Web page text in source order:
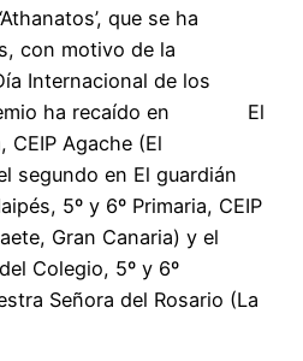
que se ha
con motivo de la
Internacional de los
ha recaído en El
CEIP Agache (El
segundo en El guardián
5º y 6º Primaria, CEIP
Gran Canaria) y el
Colegio, 5º y 6º
Señora del Rosario (La